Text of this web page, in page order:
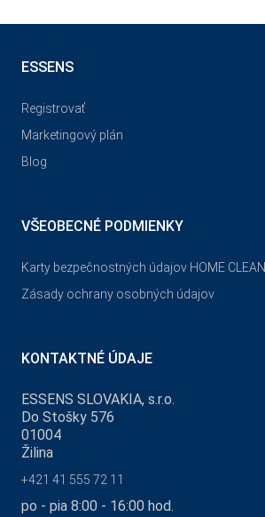
ESSENS
Registrovať
Marketingový plán
Blog
VŠEOBECNÉ PODMIENKY
Karty bezpečnostných údajov HOME CLEAN
Zásady ochrany osobných údajov
KONTAKTNÉ ÚDAJE
ESSENS SLOVAKIA, s.r.o.
Do Stošky 576
01004
Žilina
+421 41 555 72 11
po - pia 8:00 - 16:00 hod.